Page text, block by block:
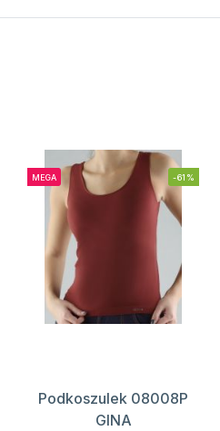
MEGA -61%
Podkoszulek 08008P
GINA